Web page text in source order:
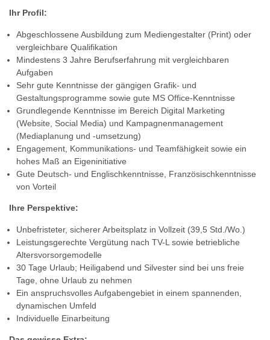
Ihr Profil:
Abgeschlossene Ausbildung zum Mediengestalter (Print) oder
vergleichbare Qualifikation
Mindestens 3 Jahre Berufserfahrung mit vergleichbaren
Aufgaben
Sehr gute Kenntnisse der gängigen Grafik- und
Gestaltungsprogramme sowie gute MS Office-Kenntnisse
Grundlegende Kenntnisse im Bereich Digital Marketing
(Website, Social Media) und Kampagnenmanagement
(Mediaplanung und -umsetzung)
Engagement, Kommunikations- und Teamfähigkeit sowie ein
hohes Maß an Eigeninitiative
Gute Deutsch- und Englischkenntnisse, Französischkenntnisse
von Vorteil
Ihre Perspektive:
Unbefristeter, sicherer Arbeitsplatz in Vollzeit (39,5 Std./Wo.)
Leistungsgerechte Vergütung nach TV-L sowie betriebliche
Altersvorsorgemodelle
30 Tage Urlaub; Heiligabend und Silvester sind bei uns freie
Tage, ohne Urlaub zu nehmen
Ein anspruchsvolles Aufgabengebiet in einem spannenden,
dynamischen Umfeld
Individuelle Einarbeitung